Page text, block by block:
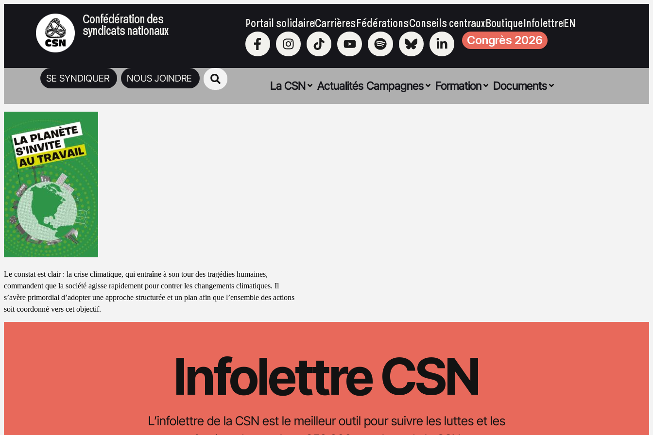
Confédération des
syndicats nationaux Portail solidaireCarrièresFédérationsConseils centrauxBoutiqueInfolettreEN
Congrès 2026
SE SYNDIQUER NOUS JOINDRE
La CSN Actualités Campagnes Formation Documents
Le constat est clair : la crise climatique, qui entraîne à son tour des tragédies humaines,
commandent que la société agisse rapidement pour contrer les changements climatiques. Il
s’avère primordial d’adopter une approche structurée et un plan afin que l’ensemble des actions
soit coordonné vers cet objectif.
Infolettre CSN
L’infolettre de la CSN est le meilleur outil pour suivre les luttes et les